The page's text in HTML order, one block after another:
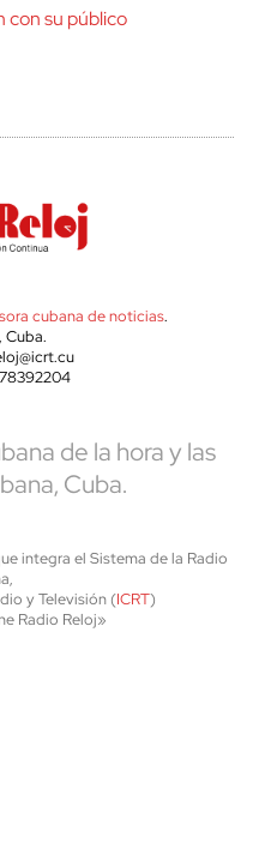
con su público
cubana de noticias.
Cuba.
de la hora y las
Cuba.
integra el Sistema de la Radio
y Televisión (ICRT)
Radio Reloj»